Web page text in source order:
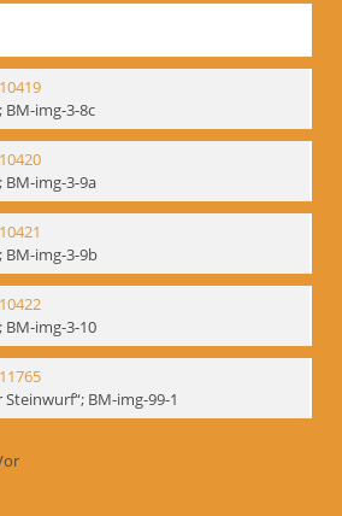
BM-img-3-8c
BM-img-3-9a
BM-img-3-9b
BM-img-3-10
Steinwurf“; BM-img-99-1